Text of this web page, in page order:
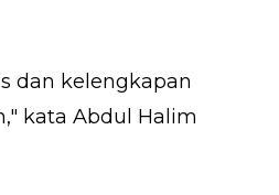
dan kelengkapan
kata Abdul Halim